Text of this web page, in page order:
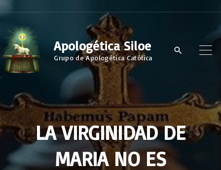
S
p
o
n
Apologética Siloe
Grupo de Apologética Católica
LA VIRGINIDAD DE
MARIA NO ES